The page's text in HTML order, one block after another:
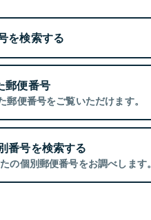
を検索する
郵便番号
郵便番号をご覧いただけます。
番号を検索する
の個別郵便番号をお調べします。